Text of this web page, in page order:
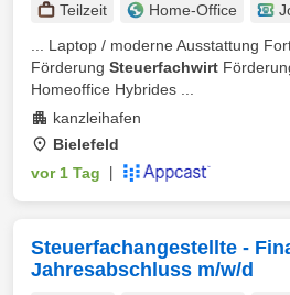
Teilzeit Home-Office
... Laptop / moderne Ausstattung
Förderung Steuerfachwirt
Homeoffice Hybrides ...
kanzleihafen
Bielefeld
vor 1 Tag
Steuerfachangestellte -
Jahresabschluss m/w/d